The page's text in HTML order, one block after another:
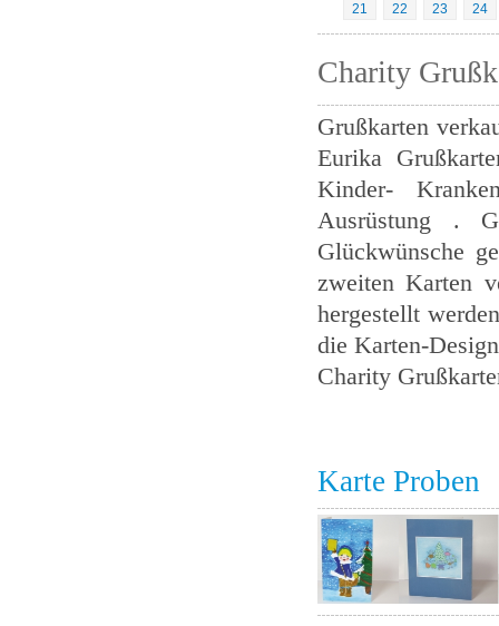
21
22 23 24
Charity
Grußkarten
Eurika
Kinder-
Ausrüstung .
Glückwünsche
zweiten Karten
hergestellt
die Karten-
Charity
Karte Proben